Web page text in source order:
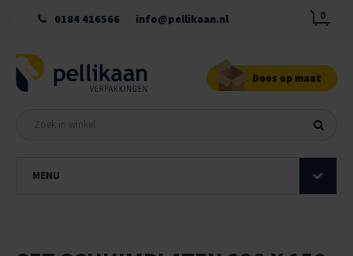
0184 416566 info@pellikaan.nl 0
Doos op maat
MENU